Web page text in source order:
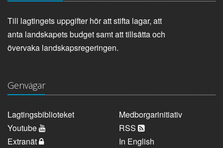
Till lagtingets uppgifter hör att stifta lagar, att
anta landskapets budget samt att tillsätta och
övervaka landskapsregeringen.
Genvägar
Lagtingsbiblioteket
Medborgarinitiativ
Youtube
RSS
Extranät
In English